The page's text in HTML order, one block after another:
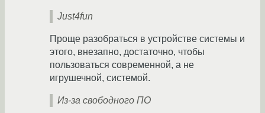
Just4fun
Проще разобраться в устройстве системы и
этого, внезапно, достаточно, чтобы
пользоваться современной, а не
игрушечной, системой.
Из-за свободного ПО